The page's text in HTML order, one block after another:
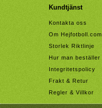
Kundtjänst
Kontakta oss
Om Hejfotboll.com
Storlek Riktlinje
Hur man beställer
Integritetspolicy
Frakt & Retur
Regler & Villkor